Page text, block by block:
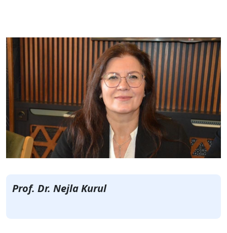
Prof. Dr. Nejla Kurul